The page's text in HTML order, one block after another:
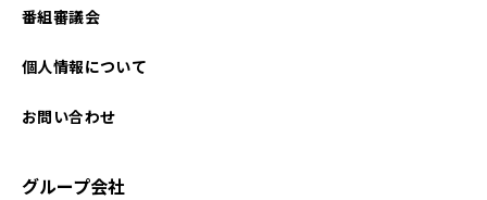
2025年09月
番組審議会
個人情報について
お問い合わせ
グループ会社